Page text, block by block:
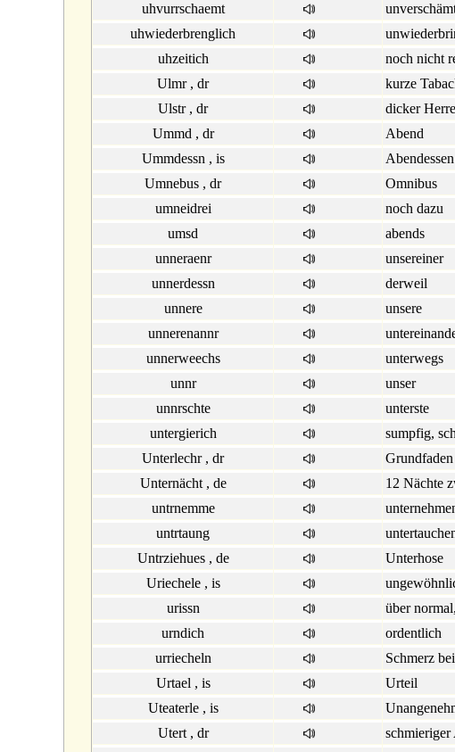
uhvurrschaemt
uhwiederbrenglich
uhzeitich
noch nicht
Ulmr , dr
kurze
Ulstr , dr
dicker
Ummd , dr
Abend
Ummdessn , is
Abendessen
Umnebus , dr
Omnibus
umneidrei
noch dazu
umsd
abends
unneraenr
unsereiner
unnerdessn
derweil
unnere
unsere
unnerenannr
unnerweechs
unterwegs
unnr
unser
unnrschte
unterste
untergierich
sumpfig,
Unterlechr , dr
Unternächt , de
12 Nächte
untrnemme
untrtaung
Untrziehues , de
Unterhose
Uriechele , is
urissn
über
urndich
ordentlich
urriecheln
Schmerz
Urtael , is
Urteil
Uteaterle , is
Utert , dr